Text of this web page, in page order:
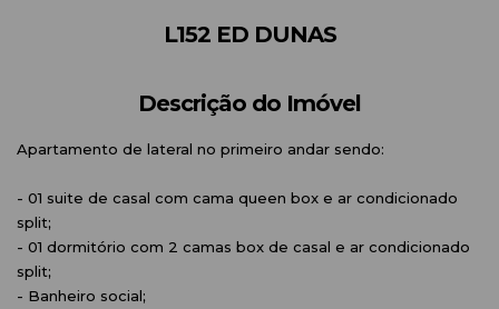
L152 ED DUNAS
Descrição do Imóvel
Apartamento de lateral no primeiro andar sendo:
- 01 suite de casal com cama queen box e ar condicionado
split;
- 01 dormitório com 2 camas box de casal e ar condicionado
split;
- Banheiro social;